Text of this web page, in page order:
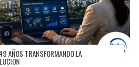
AÑOS TRANSFORMANDO LA